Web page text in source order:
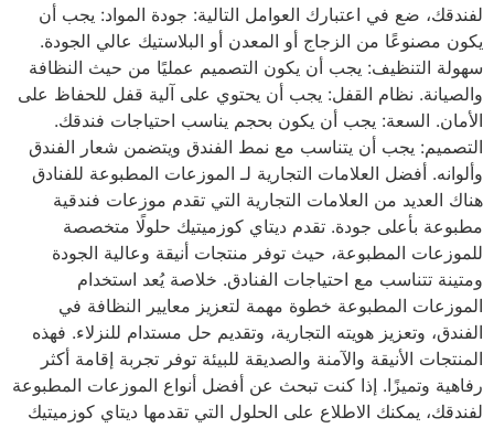
لفندقك، ضع في اعتبارك العوامل التالية: جودة المواد: يجب أن
يكون مصنوعًا من الزجاج أو المعدن أو البلاستيك عالي الجودة.
سهولة التنظيف: يجب أن يكون التصميم عمليًا من حيث النظافة
والصيانة. نظام القفل: يجب أن يحتوي على آلية قفل للحفاظ على
الأمان. السعة: يجب أن يكون بحجم يناسب احتياجات فندقك.
التصميم: يجب أن يتناسب مع نمط الفندق ويتضمن شعار الفندق
وألوانه. أفضل العلامات التجارية لـ الموزعات المطبوعة للفنادق
هناك العديد من العلامات التجارية التي تقدم موزعات فندقية
مطبوعة بأعلى جودة. تقدم ديتاي كوزميتيك حلولًا متخصصة
للموزعات المطبوعة، حيث توفر منتجات أنيقة وعالية الجودة
ومتينة تتناسب مع احتياجات الفنادق. خلاصة يُعد استخدام
الموزعات المطبوعة خطوة مهمة لتعزيز معايير النظافة في
الفندق، وتعزيز هويته التجارية، وتقديم حل مستدام للنزلاء. فهذه
المنتجات الأنيقة والآمنة والصديقة للبيئة توفر تجربة إقامة أكثر
رفاهية وتميزًا. إذا كنت تبحث عن أفضل أنواع الموزعات المطبوعة
لفندقك، يمكنك الاطلاع على الحلول التي تقدمها ديتاي كوزميتيك